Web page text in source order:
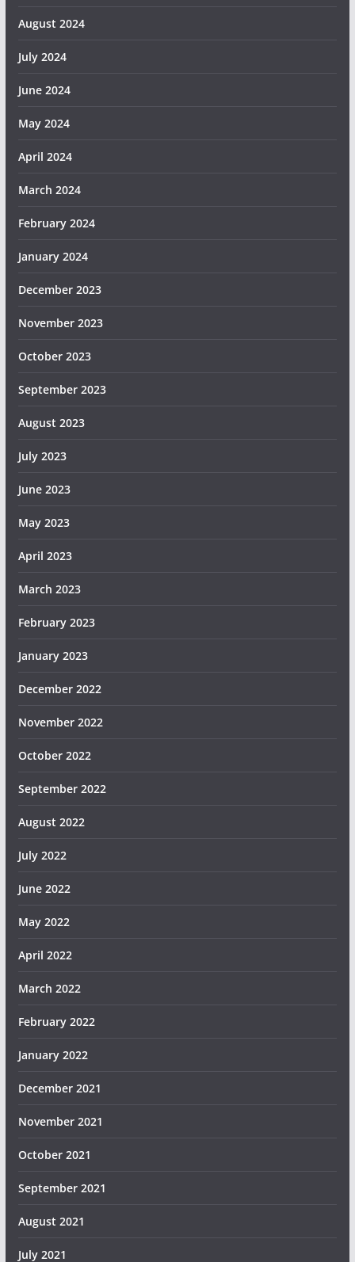
August 2024
July 2024
June 2024
May 2024
April 2024
March 2024
February 2024
January 2024
December 2023
November 2023
October 2023
September 2023
August 2023
July 2023
June 2023
May 2023
April 2023
March 2023
February 2023
January 2023
December 2022
November 2022
October 2022
September 2022
August 2022
July 2022
June 2022
May 2022
April 2022
March 2022
February 2022
January 2022
December 2021
November 2021
October 2021
September 2021
August 2021
July 2021